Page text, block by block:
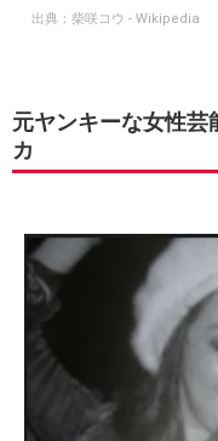
出典： 柴咲コウ - Wikipedia
元ヤンキーな女性
カ